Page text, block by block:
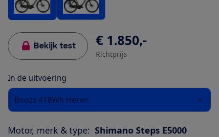
Bekijk test € 1.850,-
Richtprijs
In de uitvoering
Boozz 418Wh Heren
Motor, merk & type: Shimano Steps E5000